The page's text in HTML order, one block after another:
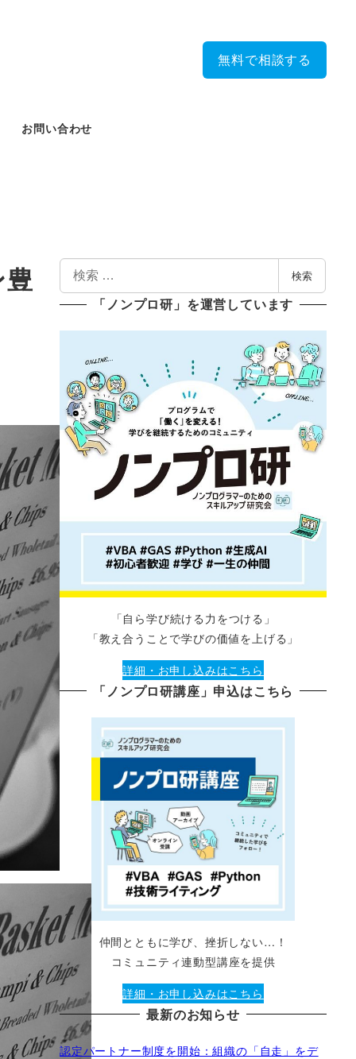
無料で相談する
お問い合わせ
索
検索
「ノンプロ研」を運営しています
「自ら学び続ける力をつける」
「教え合うことで学びの価値を上げる」
詳細・お申し込みはこちら
「ノンプロ研講座」申込はこちら
仲間とともに学び、挫折しない…！
コミュニティ連動型講座を提供
詳細・お申し込みはこちら
最新のお知らせ
認定パートナー制度を開始：組織の「自走」をデ